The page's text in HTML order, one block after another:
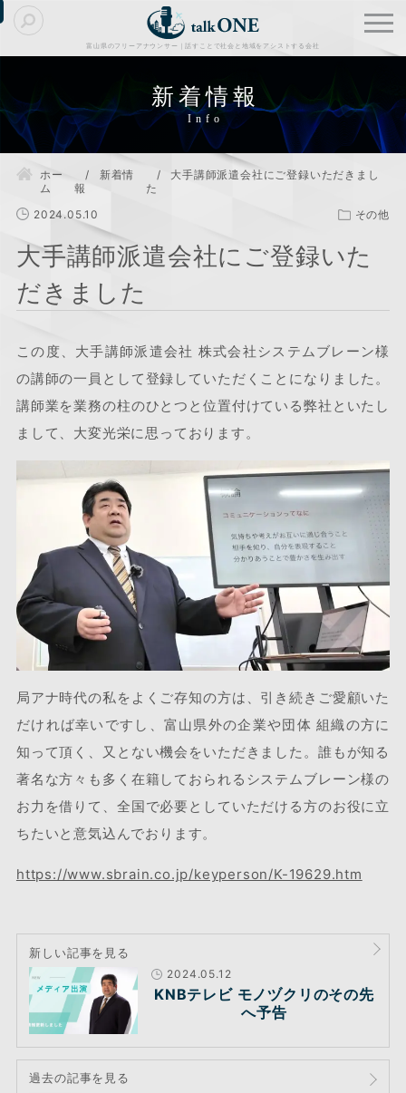
富山県のフリーアナウンサー｜話すことで社会と地域をアシストする会社
新着情報
ホー
ム
新着情
報
大手講師派遣会社にご登録いただきまし
た
2024.05.10
その他
大手講師派遣会社にご登録いた
だきました
この度、大手講師派遣会社 株式会社システムブレーン様
の講師の一員として登録していただくことになりました。
講師業を業務の柱のひとつと位置付けている弊社といたし
まして、大変光栄に思っております。
局アナ時代の私をよくご存知の方は、引き続きご愛顧いた
だければ幸いですし、富山県外の企業や団体 組織の方に
知って頂く、又とない機会をいただきました。誰もが知る
著名な方々も多く在籍しておられるシステムブレーン様の
お力を借りて、全国で必要としていただける方のお役に立
ちたいと意気込んでおります。
https://www.sbrain.co.jp/keyperson/K-19629.htm
新しい記事を見る
2024.05.12
KNBテレビ モノヅクリのその先
へ予告
過去の記事を見る